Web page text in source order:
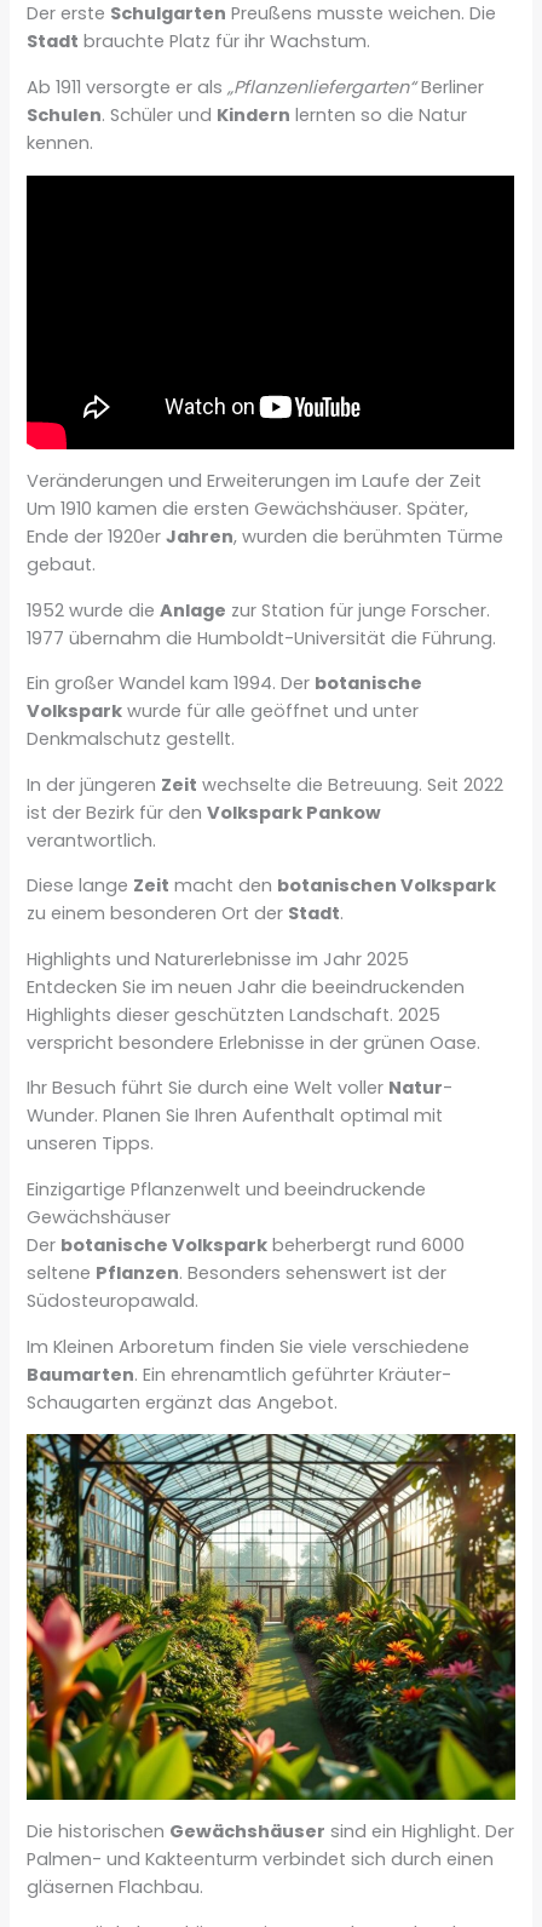
Der erste Schulgarten Preußens musste weichen. Die
Stadt brauchte Platz für ihr Wachstum.
Ab 1911 versorgte er als„Pflanzenliefergarten“Berliner
Schulen. Schüler und Kindern lernten so die Natur
kennen.
Veränderungen und Erweiterungen im Laufe der Zeit
Um 1910 kamen die ersten Gewächshäuser. Später,
Ende der 1920erJahren, wurden die berühmten Türme
gebaut.
1952 wurde dieAnlage zur Station für junge Forscher.
1977 übernahm die Humboldt-Universität die Führung.
Ein großer Wandel kam 1994. Der botanische
Volkspark wurde für alle geöffnet und unter
Denkmalschutz gestellt.
In der jüngeren Zeit wechselte die Betreuung. Seit 2022
ist der Bezirk für denVolkspark Pankow
verantwortlich.
Diese lange Zeit macht den botanischen Volkspark
zu einem besonderen Ort der Stadt.
Highlights und Naturerlebnisse im Jahr 2025
Entdecken Sie im neuen Jahr die beeindruckenden
Highlights dieser geschützten Landschaft. 2025
verspricht besondere Erlebnisse in der grünen Oase.
Ihr Besuch führt Sie durch eine Welt voller Natur-
Wunder. Planen Sie Ihren Aufenthalt optimal mit
unseren Tipps.
Einzigartige Pflanzenwelt und beeindruckende
Gewächshäuser
Der botanische Volkspark beherbergt rund 6000
seltene Pflanzen. Besonders sehenswert ist der
Südosteuropawald.
Im Kleinen Arboretum finden Sie viele verschiedene
Baumarten. Ein ehrenamtlich geführter Kräuter-
Schaugarten ergänzt das Angebot.
Die historischen Gewächshäuser sind ein Highlight. Der
Palmen- und Kakteenturm verbindet sich durch einen
gläsernen Flachbau.